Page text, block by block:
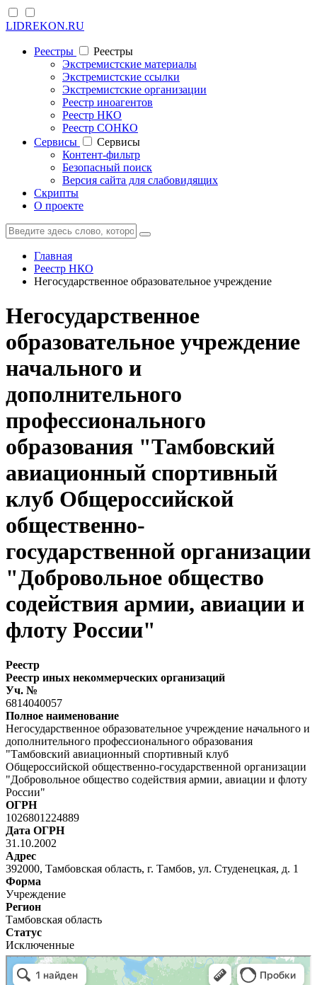
LIDREKON.RU
Реестры
Реестры
Экстремистские материалы
Экстремистские ссылки
Экстремистские организации
Реестр иноагентов
Реестр НКО
Реестр СОНКО
Cервисы
Cервисы
Контент-фильтр
Безопасный поиск
Версия сайта для слабовидящих
Скрипты
О проекте
Главная
Реестр НКО
Негосударственное образовательное учреждение
Негосударственное
образовательное учреждение
начального и
дополнительного
профессионального
образования "Тамбовский
авиационный спортивный
клуб Общероссийской
общественно-
государственной организации
"Добровольное общество
содействия армии, авиации и
флоту России"
Реестр
Реестр иных некоммерческих организаций
Уч. №
6814040057
Полное наименование
Негосударственное образовательное учреждение начального и
дополнительного профессионального образования
"Тамбовский авиационный спортивный клуб
Общероссийской общественно-государственной организации
"Добровольное общество содействия армии, авиации и флоту
России"
ОГРН
1026801224889
Дата ОГРН
31.10.2002
Адрес
392000, Тамбовская область, г. Тамбов, ул. Студенецкая, д. 1
Форма
Учреждение
Регион
Тамбовская область
Статус
Исключенные